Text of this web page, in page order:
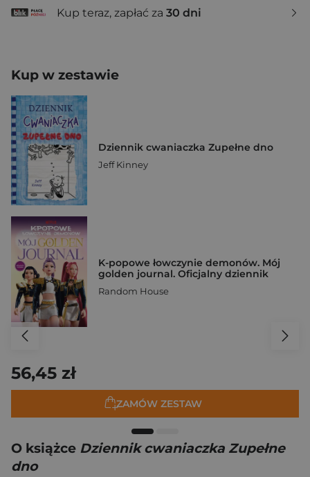
Kup teraz, zapłać za 30 dni
Kup w zestawie
Dziennik cwaniaczka Zupełne dno
Jeff Kinney
K-popowe łowczynie demonów. Mój
golden journal. Oficjalny dziennik
Random House
56,45 zł
ZAMÓW ZESTAW
O książce Dziennik cwaniaczka Zupełne
dno